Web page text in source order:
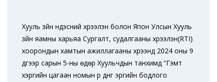
Хууль зүйн үндэсний хүрээлэн болон Япон Улсын Хууль
зүйн яамны харьяа Сургалт, судалгааны хүрээлэн(RTI)
хоорондын хамтын ажиллагааны хүрээнд 2024 оны 9
дүгээр сарын 5-ны өдөр Хуульчдын танхимд “Гэмт
хэргийн цагаан номын үр дүнг эрүүгийн бодлого